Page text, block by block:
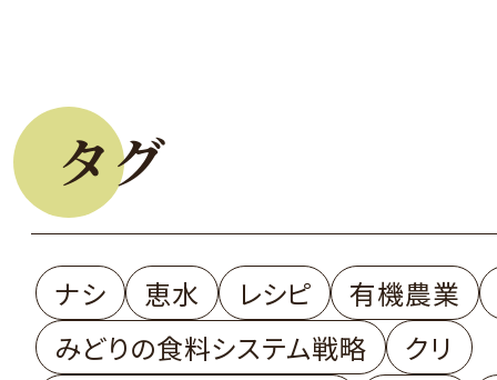
タグ
ナシ 恵水 レシピ
有機農業
みどりの食料システム戦略
クリ